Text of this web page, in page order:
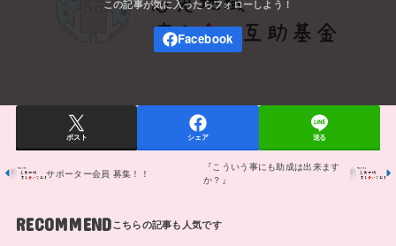
ポスト シェア 送る
サポーター会員 募集！！
『こういう事にも助成は出来ます
か？』
RECOMMEND